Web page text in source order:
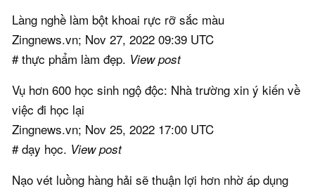
Làng nghề làm bột khoai rực rỡ sắc màu
Zingnews.vn; Nov 27, 2022 09:39 UTC
# thực phẩm làm đẹp. View post
Vụ hơn 600 học sinh ngộ độc: Nhà trường xin ý kiến về
việc đi học lại
Zingnews.vn; Nov 25, 2022 17:00 UTC
# dạy học. View post
Nạo vét luồng hàng hải sẽ thuận lợi hơn nhờ áp dụng